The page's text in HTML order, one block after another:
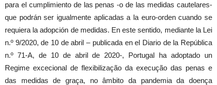
para el cumplimiento de las penas -o de las medidas cautelares-
que podrán ser igualmente aplicadas a la euro-orden cuando se
requiera la adopción de medidas. En este sentido, mediante la Lei
n.º 9/2020, de 10 de abril – publicada en el Diario de la República
n.º 71-A, de 10 de abril de 2020-, Portugal ha adoptado un
Regime excecional de flexibilização da execução das penas e
das medidas de graça, no âmbito da pandemia da doença